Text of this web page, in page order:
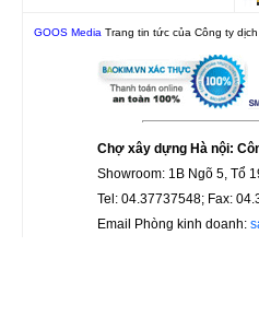
GOOS Media Trang tin tức của Công ty
Chợ xây dựng Hà nội:
Showroom: 1B Ngõ 5, Tổ
Tel: 04.37737548; Fax:
Email Phòng kinh doanh: